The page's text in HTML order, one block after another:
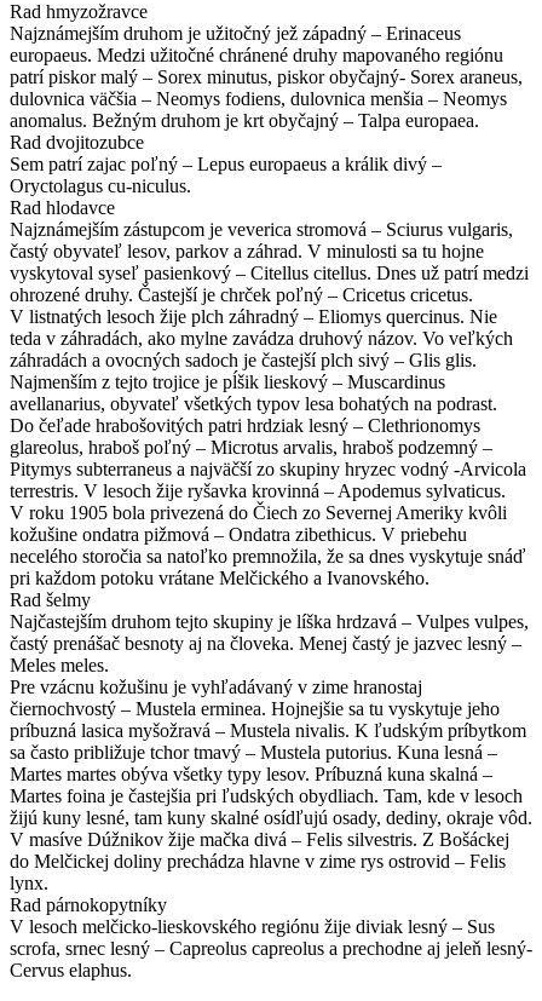
Rad hmyzožravce
Najznámejším druhom je užitočný jež západný – Erinaceus
europaeus. Medzi užitočné chránené druhy mapovaného regiónu
patrí piskor malý – Sorex minutus, piskor obyčajný- Sorex araneus,
dulovnica väčšia – Neomys fodiens, dulovnica menšia – Neomys
anomalus. Bežným druhom je krt obyčajný – Talpa europaea.
Rad dvojitozubce
Sem patrí zajac poľný – Lepus europaeus a králik divý –
Oryctolagus cu-niculus.
Rad hlodavce
Najznámejším zástupcom je veverica stromová – Sciurus vulgaris,
častý obyvateľ lesov, parkov a záhrad. V minulosti sa tu hojne
vyskytoval syseľ pasienkový – Citellus citellus. Dnes už patrí medzi
ohrozené druhy. Častejší je chrček poľný – Cricetus cricetus.
V listnatých lesoch žije plch záhradný – Eliomys quercinus. Nie
teda v záhradách, ako mylne zavádza druhový názov. Vo veľkých
záhradách a ovocných sadoch je častejší plch sivý – Glis glis.
Najmenším z tejto trojice je pĺšik lieskový – Muscardinus
avellanarius, obyvateľ všetkých typov lesa bohatých na podrast.
Do čeľade hrabošovitých patri hrdziak lesný – Clethrionomys
glareolus, hraboš poľný – Microtus arvalis, hraboš podzemný –
Pitymys subterraneus a najväčší zo skupiny hryzec vodný -Arvicola
terrestris. V lesoch žije ryšavka krovinná – Apodemus sylvaticus.
V roku 1905 bola privezená do Čiech zo Severnej Ameriky kvôli
kožušine ondatra pižmová – Ondatra zibethicus. V priebehu
necelého storočia sa natoľko premnožila, že sa dnes vyskytuje snáď
pri každom potoku vrátane Melčického a Ivanovského.
Rad šelmy
Najčastejším druhom tejto skupiny je líška hrdzavá – Vulpes vulpes,
častý prenášač besnoty aj na človeka. Menej častý je jazvec lesný –
Meles meles.
Pre vzácnu kožušinu je vyhľadávaný v zime hranostaj
čiernochvostý – Mustela erminea. Hojnejšie sa tu vyskytuje jeho
príbuzná lasica myšožravá – Mustela nivalis. K ľudským príbytkom
sa často približuje tchor tmavý – Mustela putorius. Kuna lesná –
Martes martes obýva všetky typy lesov. Príbuzná kuna skalná –
Martes foina je častejšia pri ľudských obydliach. Tam, kde v lesoch
žijú kuny lesné, tam kuny skalné osídľujú osady, dediny, okraje vôd.
V masíve Dúžnikov žije mačka divá – Felis silvestris. Z Bošáckej
do Melčickej doliny prechádza hlavne v zime rys ostrovid – Felis
lynx.
Rad párnokopytníky
V lesoch melčicko-lieskovského regiónu žije diviak lesný – Sus
scrofa, srnec lesný – Capreolus capreolus a prechodne aj jeleň lesný-
Cervus elaphus.